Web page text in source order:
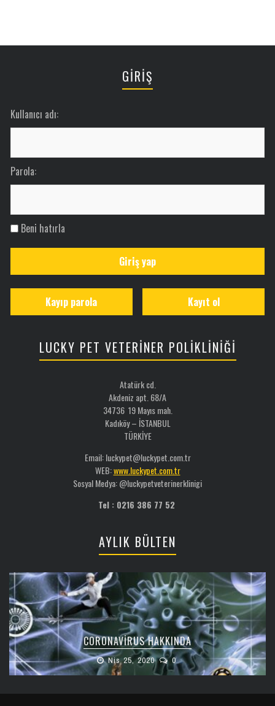
GİRİŞ
Kullanıcı adı:
Parola:
Beni hatırla
Giriş yap
Kayıt ol
Kayıp parola
LUCKY PET VETERİNER POLİKLİNİĞİ
Atatürk cd.
Akdeniz apt. 68/A
34736 19 Mayıs mah.
Kadıköy – İSTANBUL
TÜRKİYE
Email: luckypet@luckypet.com.tr
WEB:www.luckypet.com.tr
Sosyal Medya: @luckypetveterinerklinigi
Tel : 0216 386 77 52
AYLIK BÜLTEN
CORONAVIRUS HAKKINDA
Nis 25, 2020 0